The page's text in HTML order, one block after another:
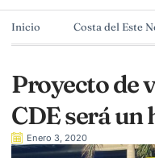
Inicio Costa del Este
Proyecto de
CDE será un
Enero 3, 2020